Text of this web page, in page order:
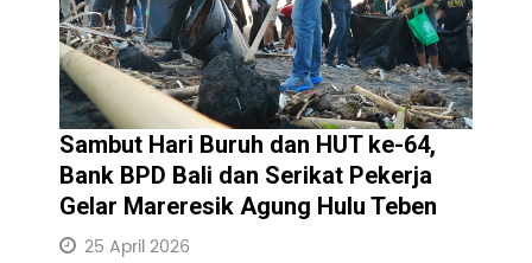
Sambut Hari Buruh dan HUT ke-64,
Bank BPD Bali dan Serikat Pekerja
Gelar Mareresik Agung Hulu Teben
25 April 2026